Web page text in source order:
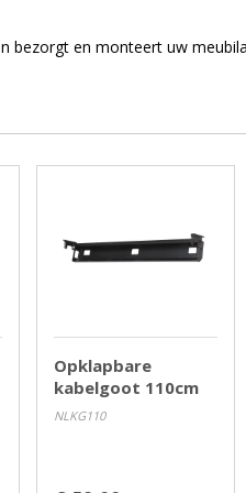
bezorgt en monteert uw
Opklapbare
kabelgoot 110cm
NLKG110